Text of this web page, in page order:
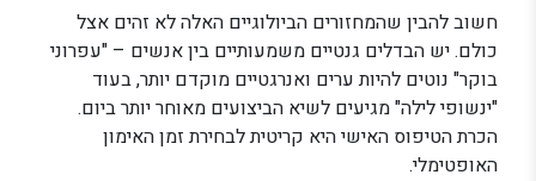
חשוב להבין שהמחזורים הביולוגיים האלה לא זהים אצל
כולם. יש הבדלים גנטיים משמעותיים בין אנשים – "עפרוני
בוקר" נוטים להיות ערים ואנרגטיים מוקדם יותר, בעוד
"ינשופי לילה" מגיעים לשיא הביצועים מאוחר יותר ביום.
הכרת הטיפוס האישי היא קריטית לבחירת זמן האימון
האופטימלי.